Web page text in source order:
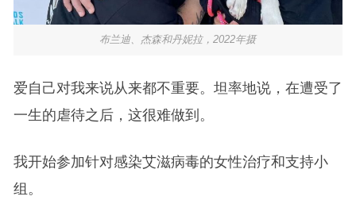
布兰迪、杰森和丹妮拉，2022年摄
爱自己对我来说从来都不重要。坦率地说，在遭受了
一生的虐待之后，这很难做到。
我开始参加针对感染艾滋病毒的女性治疗和支持小
组。